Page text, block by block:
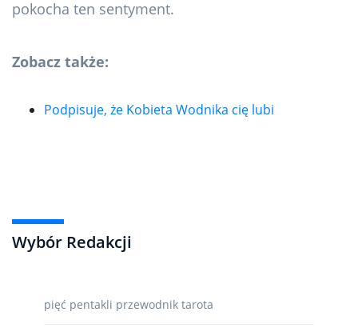
Wybór Redakcji
pięć pentakli przewodnik tarota
pokocha ten sentyment.
Zobacz także:
Podpisuje, że Kobieta Wodnika cię lubi